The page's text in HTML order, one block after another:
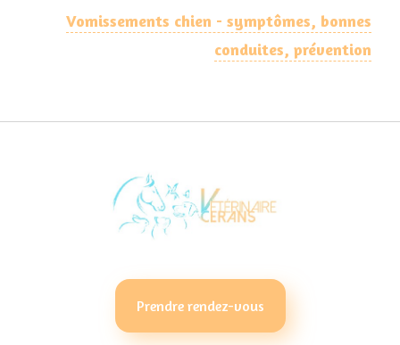
Vomissements chien - symptômes, bonnes
conduites, prévention
Prendre rendez-vous